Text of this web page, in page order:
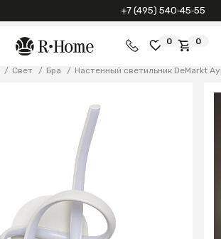
+7 (495) 540‑45‑55
0 0
/ Свет / Бра / Настенный светильник DeMarkt